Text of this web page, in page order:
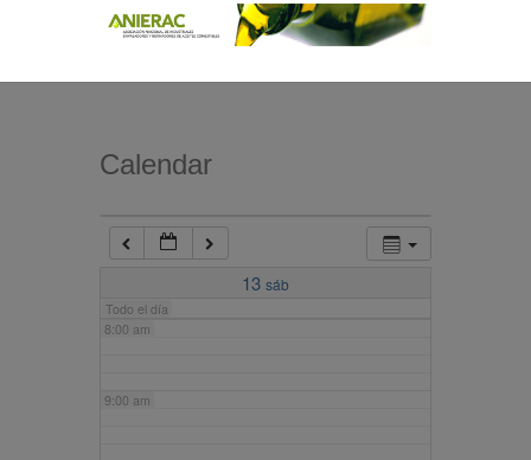
Calendar
13 sáb
Todo el día
7:00 am
8:00 am
9:00 am